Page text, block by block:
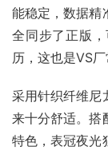
能稳定，数据精
全同步了正版
历，这也是VS厂
采用针织纤维尼
来十分舒适。搭
特色，表冠夜光